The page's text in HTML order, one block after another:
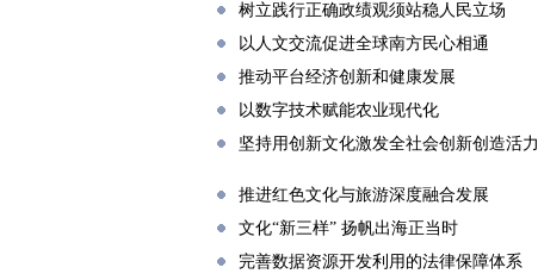
树立践行正确政绩观须站稳人民立场
以人文交流促进全球南方民心相通
推动平台经济创新和健康发展
以数字技术赋能农业现代化
坚持用创新文化激发全社会创新创造活力
推进红色文化与旅游深度融合发展
文化“新三样” 扬帆出海正当时
完善数据资源开发利用的法律保障体系